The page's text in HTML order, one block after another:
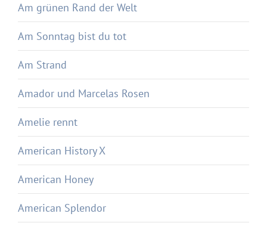
Am grünen Rand der Welt
Am Sonntag bist du tot
Am Strand
Amador und Marcelas Rosen
Amelie rennt
American History X
American Honey
American Splendor